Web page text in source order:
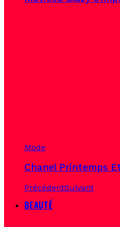
Mode
Chanel Printemps
PrécédentSuivant
BEAUTÉ